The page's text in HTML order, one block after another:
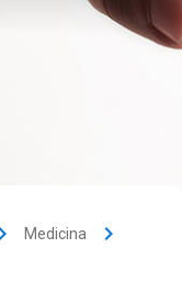
Medicina keyboard_arrow_right